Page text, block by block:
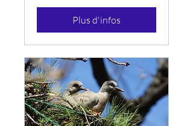
Plus d'infos